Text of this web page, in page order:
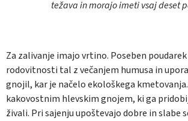
težava in morajo imeti vsaj deset
Za zalivanje imajo vrtino. Poseben
rodovitnosti tal z večanjem humusa in
gnojil, kar je načelo ekološkega
kakovostnim hlevskim gnojem, ki ga
živali. Pri sajenju upoštevajo dobre in slabe